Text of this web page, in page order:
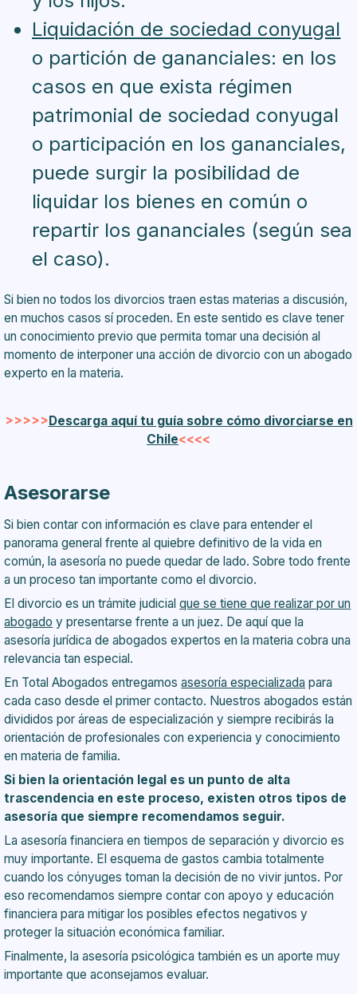
Liquidación de sociedad conyugal
o partición de gananciales: en los
casos en que exista régimen
patrimonial de sociedad conyugal
o participación en los gananciales,
puede surgir la posibilidad de
liquidar los bienes en común o
repartir los gananciales (según sea
el caso).
Si bien no todos los divorcios traen estas materias a discusión,
en muchos casos sí proceden. En este sentido es clave tener
un conocimiento previo que permita tomar una decisión al
momento de interponer una acción de divorcio con un abogado
experto en la materia.
>>>>> Descarga aquí tu guía sobre cómo divorciarse en
Chile<<<<
Asesorarse
Si bien contar con información es clave para entender el
panorama general frente al quiebre definitivo de la vida en
común, la asesoría no puede quedar de lado. Sobre todo frente
a un proceso tan importante como el divorcio.
El divorcio es un trámite judicialque se tiene que realizar por un
abogado y presentarse frente a un juez. De aquí que la
asesoría jurídica de abogados expertos en la materia cobra una
relevancia tan especial.
En Total Abogados entregamosasesoría especializada para
cada caso desde el primer contacto. Nuestros abogados están
divididos por áreas de especialización y siempre recibirás la
orientación de profesionales con experiencia y conocimiento
en materia de familia.
Si bien la orientación legal es un punto de alta
trascendencia en este proceso, existen otros tipos de
asesoría que siempre recomendamos seguir.
La asesoría financiera en tiempos de separación y divorcio es
muy importante. El esquema de gastos cambia totalmente
cuando los cónyuges toman la decisión de no vivir juntos. Por
eso recomendamos siempre contar con apoyo y educación
financiera para mitigar los posibles efectos negativos y
proteger la situación económica familiar.
Finalmente, la asesoría psicológica también es un aporte muy
importante que aconsejamos evaluar.